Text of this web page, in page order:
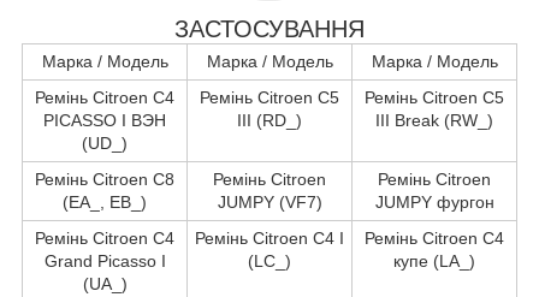
ЗАСТОСУВАННЯ
Марка / Модель Марка / Модель
Марка / Модель
Ремінь Citroen C4
PICASSO I ВЭН
(UD_)
Ремінь Citroen C5
III (RD_)
Ремінь Citroen C5
III Break (RW_)
Ремінь Citroen C8
(EA_, EB_)
Ремінь Citroen
JUMPY (VF7)
Ремінь Citroen
JUMPY фургон
Ремінь Citroen C4
Grand Picasso I
(UA_)
Ремінь Citroen C4 I
(LC_)
Ремінь Citroen C4
купе (LA_)